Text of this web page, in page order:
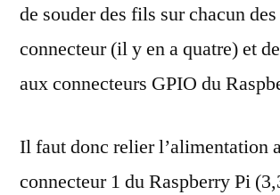
de souder des fils sur chacun
connecteur (il y en a quatre) et
aux connecteurs GPIO du
Il faut donc relier l’alimentation
connecteur 1 du Raspberry Pi